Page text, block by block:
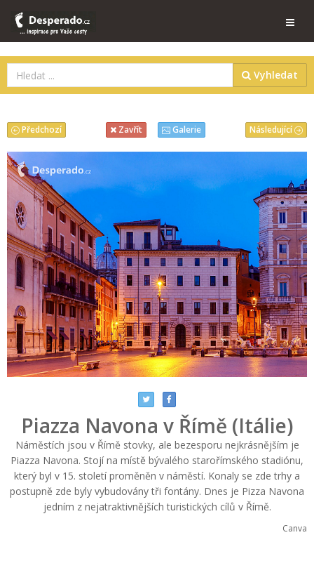
Vyhledat
Následující
Předchozí Zavřít Galerie
Piazza Navona v Římě (Itálie)
Náměstích jsou v Římě stovky, ale bezesporu nejkrásnějším je
Piazza Navona. Stojí na místě bývalého starořímského stadiónu,
který byl v 15. století proměněn v náměstí. Konaly se zde trhy a
postupně zde byly vybudovány tři fontány. Dnes je Pizza Navona
jedním z nejatraktivnějších turistických cílů v Římě.
Canva